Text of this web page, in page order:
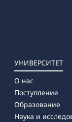
УНИВЕРСИТЕТ
О нас
Поступление
Образование
Наука и